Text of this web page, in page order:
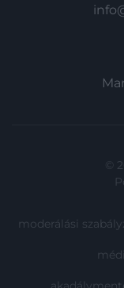
©
moderálási